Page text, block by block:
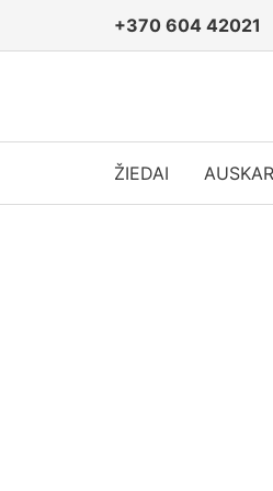
+370 604 42021
ŽIEDAI